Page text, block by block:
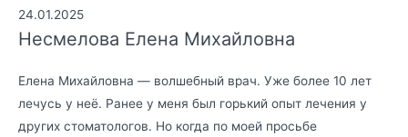
24.01.2025
Несмелова Елена Михайловна
Елена Михайловна — волшебный врач. Уже более 10 лет
лечусь у неё. Ранее у меня был горький опыт лечения у
других стоматологов. Но когда по моей просьбе